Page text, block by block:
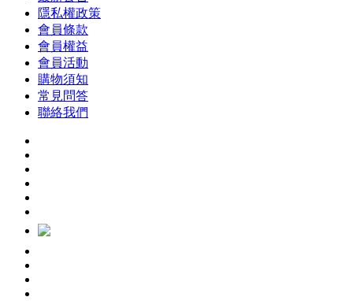
隱私權政策
會員條款
會員權益
會員活動
購物須知
常見問答
聯絡我們